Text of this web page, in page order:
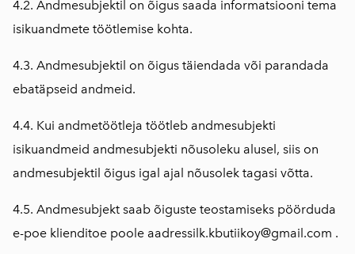
4.2. Andmesubjektil on õigus saada informatsiooni tema
isikuandmete töötlemise kohta.
4.3. Andmesubjektil on õigus täiendada või parandada
ebatäpseid andmeid.
4.4. Kui andmetöötleja töötleb andmesubjekti
isikuandmeid andmesubjekti nõusoleku alusel, siis on
andmesubjektil õigus igal ajal nõusolek tagasi võtta.
4.5. Andmesubjekt saab õiguste teostamiseks pöörduda
e-poe klienditoe poole aadressilk.kbutiikoy@gmail.com .